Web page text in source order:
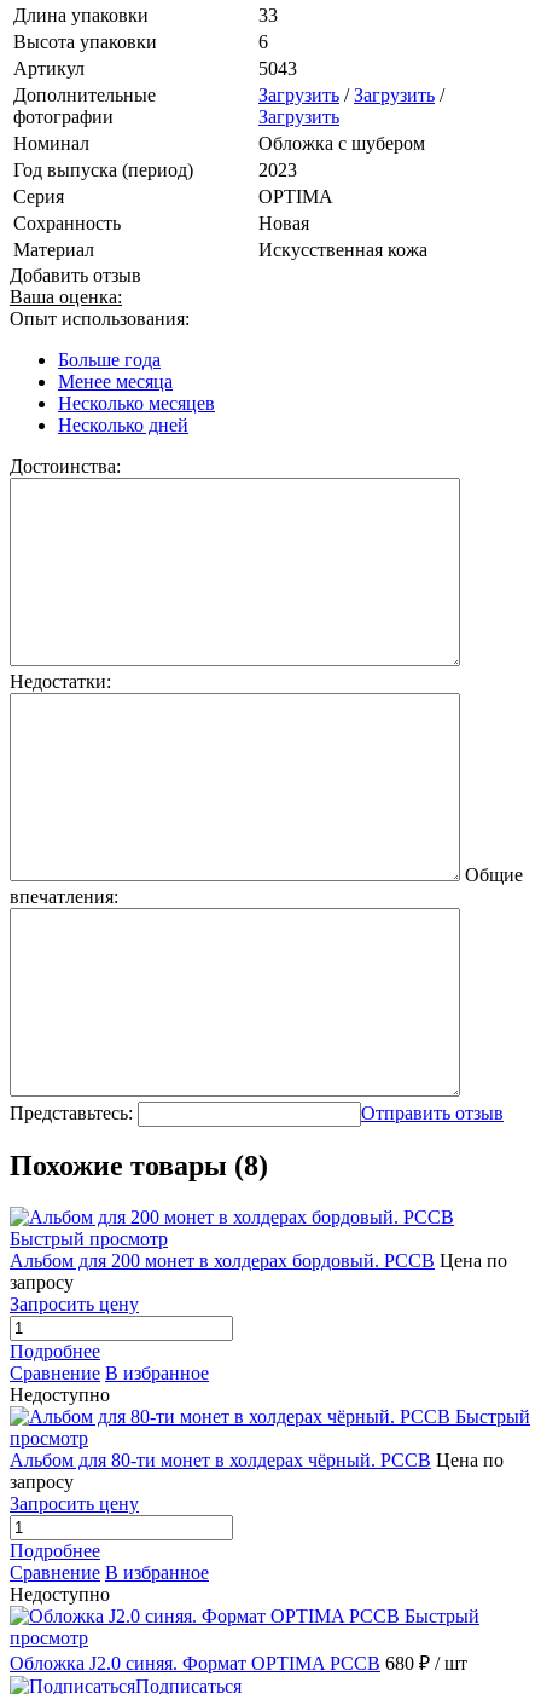
Длина упаковки
33
Высота упаковки
6
Артикул
5043
Дополнительные
фотографии
Загрузить /Загрузить /
Загрузить
Номинал
Обложка с шубером
Год выпуска (период)
2023
Серия
OPTIMA
Сохранность
Новая
Материал
Искусственная кожа
Добавить отзыв
Ваша оценка:
Опыт использования:
Больше года
Менее месяца
Несколько месяцев
Несколько дней
Достоинства:
Недостатки:
Общие
впечатления:
Представьтесь: Отправить отзыв
Похожие товары (8)
Быстрый просмотр
Альбом для 200 монет в холдерах бордовый. РССВ Цена по
запросу
Запросить цену
Подробнее
Сравнение В избранное
Недоступно
Быстрый
просмотр
Альбом для 80-ти монет в холдерах чёрный. РССВ Цена по
запросу
Запросить цену
Подробнее
Сравнение В избранное
Недоступно
Быстрый
просмотр
Обложка J2.0 синяя. Формат OPTIMA РССВ 680 ₽ / шт
Подписаться